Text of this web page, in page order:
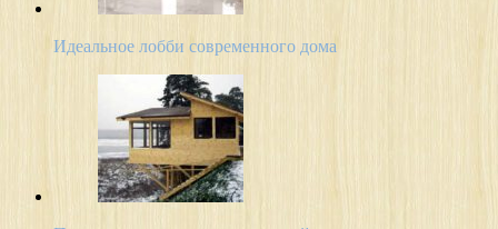
Идеальное лобби современного дома